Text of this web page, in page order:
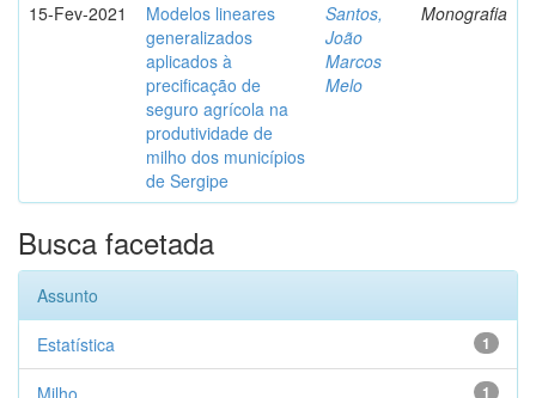
15-Fev-2021
Modelos lineares
generalizados
aplicados à
precificação de
seguro agrícola na
produtividade de
milho dos municípios
de Sergipe
Santos,
João
Marcos
Melo
Monografia
Busca facetada
Assunto
1
Estatística
1
Milho